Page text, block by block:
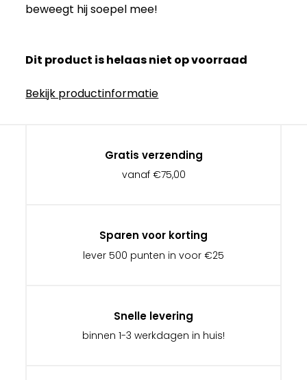
beweegt hij soepel mee!
Dit product is helaas niet op voorraad
Bekijk productinformatie
Gratis verzending
vanaf €75,00
Sparen voor korting
lever 500 punten in voor €25
Snelle levering
binnen 1-3 werkdagen in huis!